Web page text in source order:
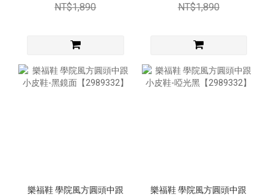
NT$1,890
NT$1,890
樂福鞋 學院風方圓頭中跟
樂福鞋 學院風方圓頭中跟